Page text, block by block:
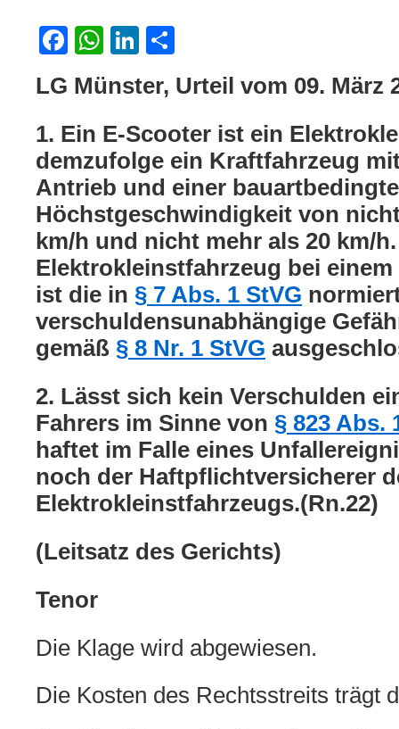
Facebook
WhatsApp
LinkedIn
LG Münster, Urteil vom 09. März
1. Ein E-Scooter ist ein
demzufolge ein Kraftfahrzeug
Antrieb und einer
Höchstgeschwindigkeit von
km/h und nicht mehr als 20 km/
Elektrokleinstfahrzeug bei
ist die in § 7 Abs. 1 StVG
verschuldensunabhängige
gemäß § 8 Nr. 1 StVG
2. Lässt sich kein Verschulden
Fahrers im Sinne von § 823 Abs.
haftet im Falle eines
noch der Haftpflichtversicherer
Elektrokleinstfahrzeugs.(Rn.22)
(Leitsatz des Gerichts)
Tenor
Die Klage wird abgewiesen.
Die Kosten des Rechtsstreits trägt